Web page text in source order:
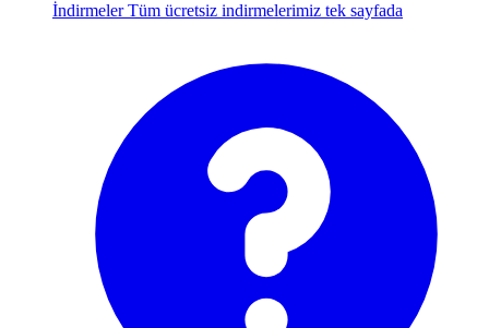
İndirmeler Tüm ücretsiz indirmelerimiz tek sayfada